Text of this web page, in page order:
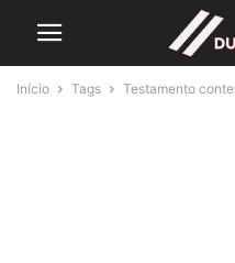
Início Tags Testamento